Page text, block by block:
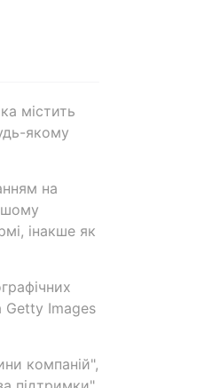
містить
якому
на
інакше як
Getty Images
компаній",